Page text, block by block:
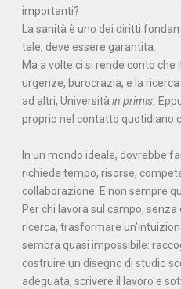
importanti?
La sanità è uno dei diritti
tale, deve essere garantita.
Ma a volte ci si rende conto
urgenze, burocrazia, e la
ad altri, Università in primis.
proprio nel contatto quotidiano
In un mondo ideale, dovrebbe
richiede tempo, risorse,
collaborazione. E non sempre
Per chi lavora sul campo,
ricerca, trasformare
sembra quasi impossibile:
costruire un disegno di studio
adeguata, scrivere il lavoro e